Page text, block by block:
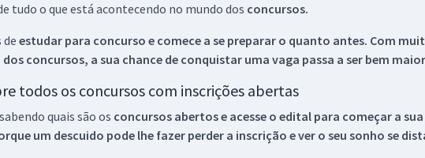
tudo o que está acontecendo no mundo dos concursos.
de estudar para concurso e comece a se preparar o quanto antes. Com
dosconcursos, a sua chance de conquistar uma vaga passa a ser bem
todos os concursos com inscrições abertas
quais são os concursos abertos e acesse o edital para começar a
um descuido pode lhe fazer perder a inscrição e ver o seu sonho se